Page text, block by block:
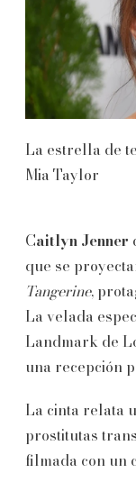
La estrella de
Mia Taylor
Caitlyn Jenner
que se
Tangerine,
La velada
Landmark de
una recepción
La cinta relata
prostitutas
filmada con un